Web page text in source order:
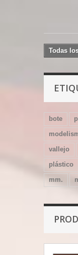
Todas
bote
vallejo
plástico
mm.